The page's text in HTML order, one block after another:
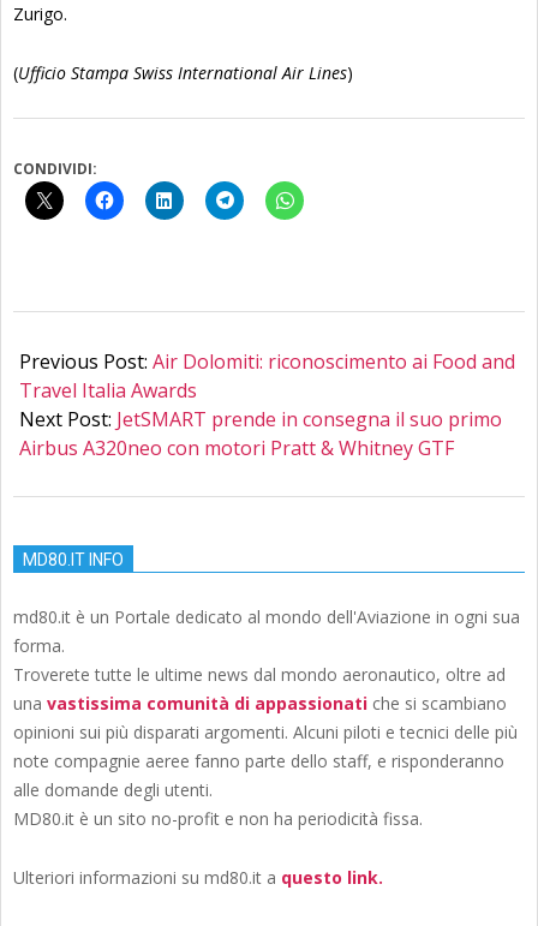
Zurigo.
(Ufficio Stampa Swiss International Air Lines)
CONDIVIDI:
10-
07
Previous Post: Air Dolomiti: riconoscimento ai Food and
Travel Italia Awards
Next Post: JetSMART prende in consegna il suo primo
Airbus A320neo con motori Pratt & Whitney GTF
MD80.IT INFO
md80.it è un Portale dedicato al mondo dell'Aviazione in ogni sua
forma.
Troverete tutte le ultime news dal mondo aeronautico, oltre ad
una vastissima comunità di appassionati che si scambiano
opinioni sui più disparati argomenti. Alcuni piloti e tecnici delle più
note compagnie aeree fanno parte dello staff, e risponderanno
alle domande degli utenti.
MD80.it è un sito no-profit e non ha periodicità fissa.
Ulteriori informazioni su md80.it a questo link.